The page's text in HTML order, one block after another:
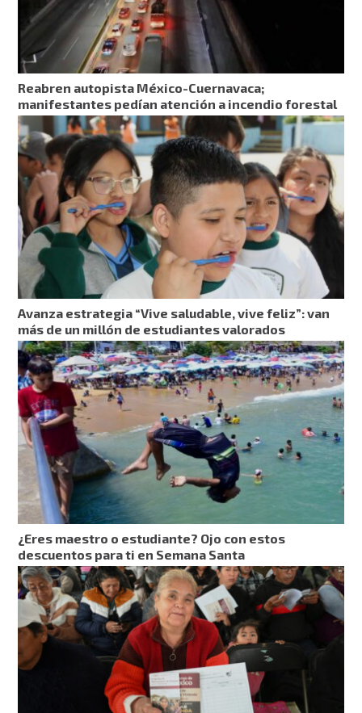
Reabren autopista México-Cuernavaca;
manifestantes pedían atención a incendio forestal
Avanza estrategia “Vive saludable, vive feliz”: van
más de un millón de estudiantes valorados
¿Eres maestro o estudiante? Ojo con estos
descuentos para ti en Semana Santa